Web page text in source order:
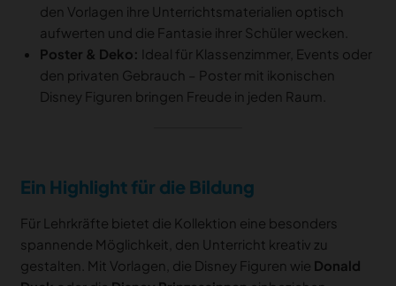
den Vorlagen ihre Unterrichtsmaterialien optisch
aufwerten und die Fantasie ihrer Schüler wecken.
Poster & Deko: Ideal für Klassenzimmer, Events oder
den privaten Gebrauch – Poster mit ikonischen
Disney Figuren bringen Freude in jeden Raum.
Ein Highlight für die Bildung
Für Lehrkräfte bietet die Kollektion eine besonders
spannende Möglichkeit, den Unterricht kreativ zu
gestalten. Mit Vorlagen, die Disney Figuren wie Donald